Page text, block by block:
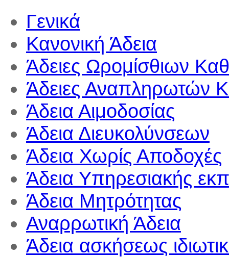
Γενικά
Κανονική Άδεια
Άδειες Ωρομίσθιων
Άδειες Αναπληρωτών
Άδεια Αιμοδοσίας
Άδεια Διευκολύνσεων
Άδεια Χωρίς Αποδοχές
Άδεια Υπηρεσιακής
Άδεια Μητρότητας
Αναρρωτική Άδεια
Άδεια ασκήσεως